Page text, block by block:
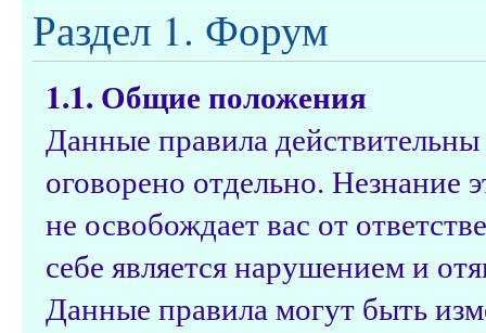
Раздел 1. Форум
1.1. Общие положения
Данные правила
оговорено отдельно. Незнание
не освобождает вас от
себе является нарушением и
Данные правила могут быть